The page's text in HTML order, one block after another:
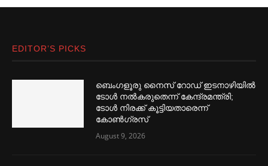
EDITOR’S PICKS
ബെംഗളൂരു നൈസ് റോഡ് ഇടനാഴിയില്‍
ടോള്‍ നല്‍കരുതെന്ന് കേന്ദ്രമന്ത്രി;
ടോള്‍ നിരക്ക് കൂട്ടിയതാരെന്ന്
കോണ്‍ഗ്രസ്
August 9, 2026